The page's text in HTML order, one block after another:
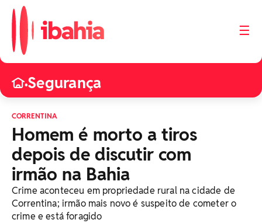
☰
•Segurança
CORRENTINA
Homem é morto a tiros
depois de discutir com
irmão na Bahia
Crime aconteceu em propriedade rural na cidade de
Correntina; irmão mais novo é suspeito de cometer o
crime e está foragido